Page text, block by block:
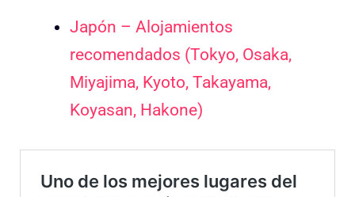
Japón – Alojamientos
recomendados (Tokyo, Osaka,
Miyajima, Kyoto, Takayama,
Koyasan, Hakone)